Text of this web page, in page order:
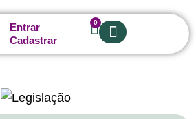
Entrar
Cadastrar
0